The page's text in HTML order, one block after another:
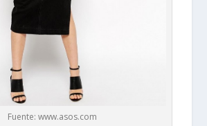
Fuente: www.asos.com